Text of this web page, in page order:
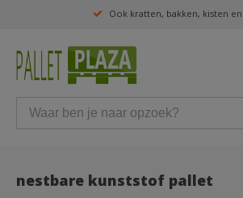
Ook kratten, bakken, kisten
nestbare kunststof pallet